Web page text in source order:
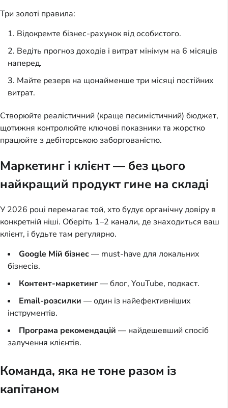
Три золоті правила:
Відокремте бізнес-рахунок від особистого.
Ведіть прогноз доходів і витрат мінімум на 6 місяців
наперед.
Майте резерв на щонайменше три місяці постійних
витрат.
Створюйте реалістичний (краще песимістичний) бюджет,
щотижня контролюйте ключові показники та жорстко
працюйте з дебіторською заборгованістю.
Маркетинг і клієнт — без цього
найкращий продукт гине на складі
У 2026 році перемагає той, хто будує органічну довіру в
конкретній ніші. Оберіть 1–2 канали, де знаходиться ваш
клієнт, і будьте там регулярно.
Google Мій бізнес— must-have для локальних
бізнесів.
Контент-маркетинг— блог, YouTube, подкаст.
Email-розсилки — один із найефективніших
інструментів.
Програма рекомендацій — найдешевший спосіб
залучення клієнтів.
Команда, яка не тоне разом із
капітаном